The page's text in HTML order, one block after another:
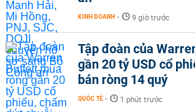
KINH DOANH - 9 giờ trước
Tập đoàn của
gần 20 tỷ USD cổ
bán ròng 14 quý
QUỐC TẾ - 1 phút trước